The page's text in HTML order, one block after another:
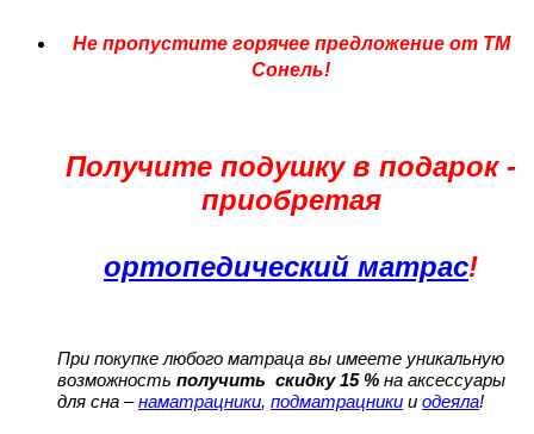
Не пропустите горячее предложение от ТМ
Сонель!
Получите подушку в подарок -
приобретая
ортопедический матрас!
При покупке любого матраца вы имеете уникальную
возможность получить скидку 15 % на аксессуары
для сна –наматрацники, подматрацники и одеяла!